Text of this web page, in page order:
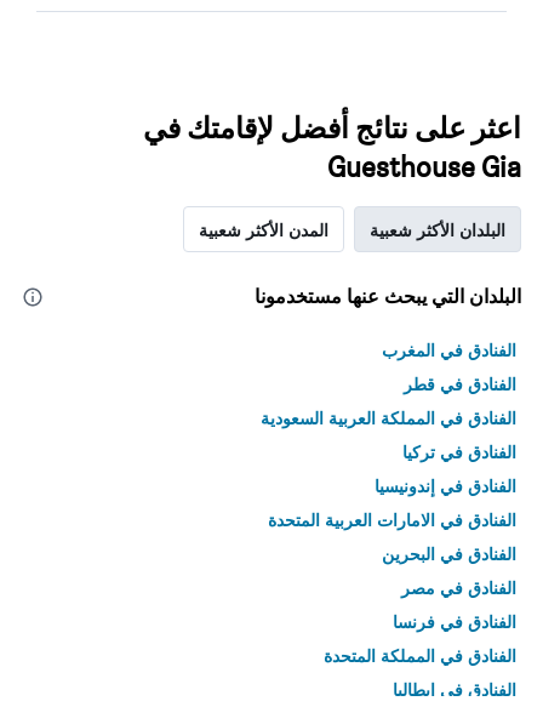
اعثر على نتائج أفضل لإقامتك في
Guesthouse Gia
البلدان الأكثر شعبية المدن الأكثر شعبية
البلدان التي يبحث عنها مستخدمونا
الفنادق في المغرب
الفنادق في قطر
الفنادق في المملكة العربية السعودية
الفنادق في تركيا
الفنادق في إندونيسيا
الفنادق في الامارات العربية المتحدة
الفنادق في البحرين
الفنادق في مصر
الفنادق في فرنسا
الفنادق في المملكة المتحدة
الفنادق في إيطاليا